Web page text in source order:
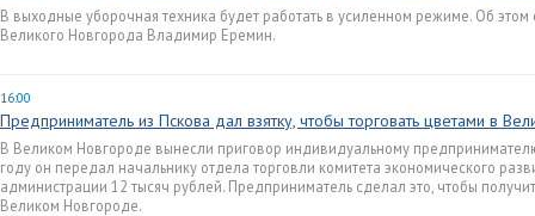
В выходные уборочная техника будет работать в усиленном режиме. Об
Великого Новгорода Владимир Еремин.
16:00
Предприниматель из Пскова дал взятку, чтобы торговать цветами в
В Великом Новгороде вынесли приговор индивидуальному
году он передал начальнику отдела торговли комитета экономического
администрации 12 тысяч рублей. Предприниматель сделал это, чтобы
Великом Новгороде.